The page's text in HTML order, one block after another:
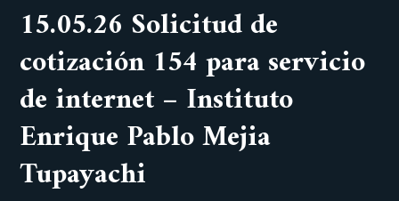
15.05.26 Solicitud de
cotización 154 para servicio
de internet – Instituto
Enrique Pablo Mejia
Tupayachi